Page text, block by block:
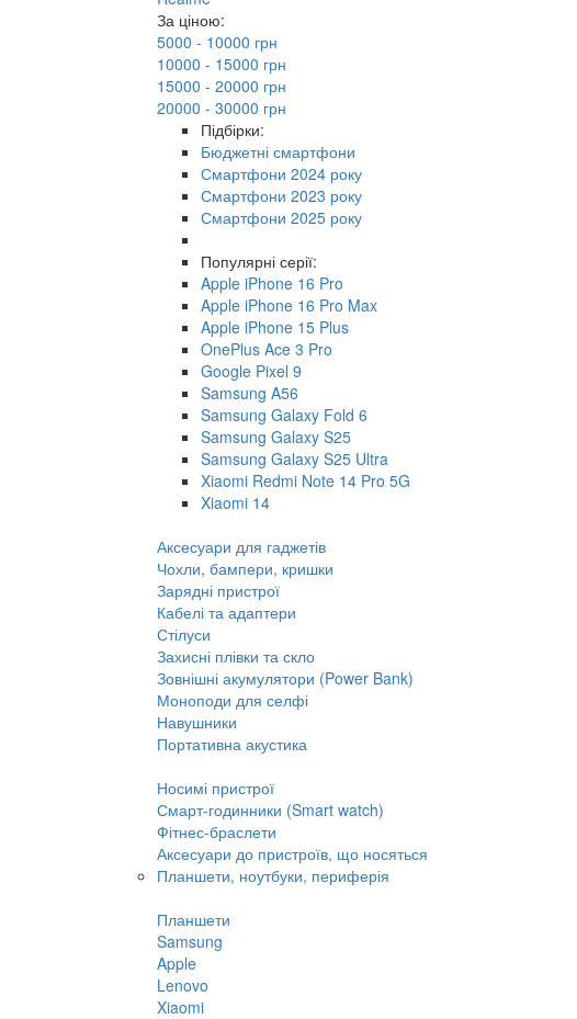
За ціною:
5000 - 10000 грн
10000 - 15000 грн
15000 - 20000 грн
20000 - 30000 грн
Підбірки:
Бюджетні смартфони
Смартфони 2024 року
Смартфони 2023 року
Смартфони 2025 року
Популярні серії:
Apple iPhone 16 Pro
Apple iPhone 16 Pro Max
Apple iPhone 15 Plus
OnePlus Ace 3 Pro
Google Pixel 9
Samsung A56
Samsung Galaxy Fold 6
Samsung Galaxy S25
Samsung Galaxy S25 Ultra
Xiaomi Redmi Note 14 Pro 5G
Xiaomi 14
Аксесуари для гаджетів
Чохли, бампери, кришки
Зарядні пристрої
Кабелі та адаптери
Стілуси
Захисні плівки та скло
Зовнішні акумулятори (Power Bank)
Моноподи для селфі
Навушники
Портативна акустика
Носимі пристрої
Смарт-годинники (Smart watch)
Фітнес-браслети
Аксесуари до пристроїв, що носяться
Планшети, ноутбуки, периферія
Планшети
Samsung
Apple
Lenovo
Xiaomi